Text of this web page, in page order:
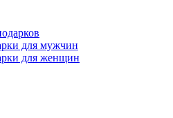
для мужчин
для женщин